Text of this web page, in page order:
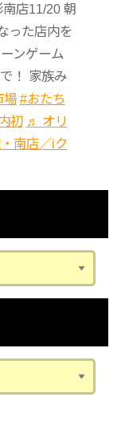
店11/20 朝
った店内を
ンゲーム
！ 家族み
場 #おたち
初 ♬ オリ
南店／iク